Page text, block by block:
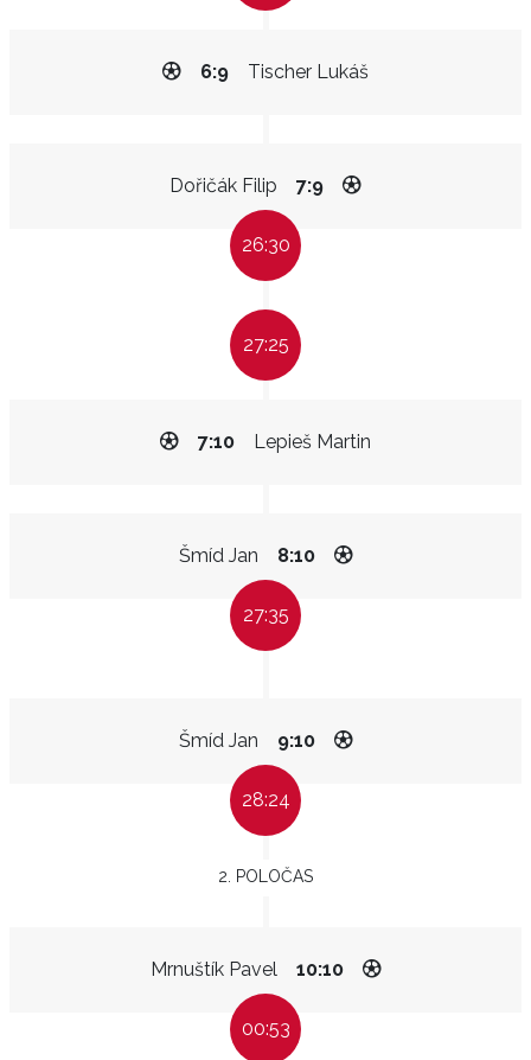
Tischer Lukáš
6:9
Dořičák Filip 7:9
26:30
27:25
Lepieš Martin
7:10
Šmíd Jan 8:10
27:35
Šmíd Jan 9:10
28:24
2. POLOČAS
Mrnuštík Pavel 10:10
00:53